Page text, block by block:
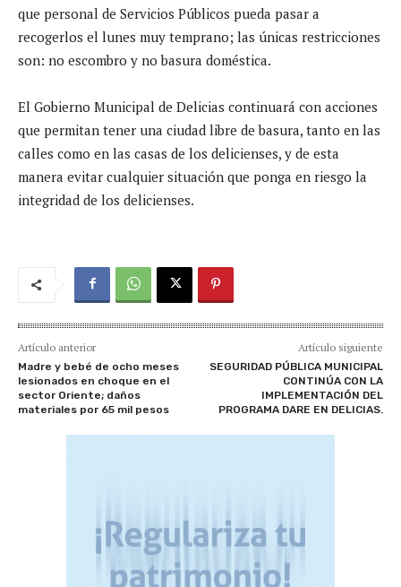
que personal de Servicios Públicos pueda pasar a
recogerlos el lunes muy temprano; las únicas restricciones
son: no escombro y no basura doméstica.
El Gobierno Municipal de Delicias continuará con acciones
que permitan tener una ciudad libre de basura, tanto en las
calles como en las casas de los delicienses, y de esta
manera evitar cualquier situación que ponga en riesgo la
integridad de los delicienses.
Artículo anterior
Madre y bebé de ocho meses
lesionados en choque en el
sector Oriente; daños
materiales por 65 mil pesos
Artículo siguiente
SEGURIDAD PÚBLICA MUNICIPAL
CONTINÚA CON LA
IMPLEMENTACIÓN DEL
PROGRAMA DARE EN DELICIAS.